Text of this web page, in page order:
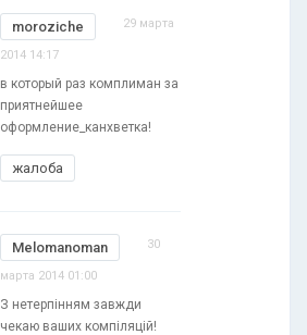
moroziche 29 марта
2014 14:17
в который раз комплиман за
приятнейшее
оформление_канхветка!
жалоба
Melomanoman 30
марта 2014 01:00
З нетерпінням завжди
чекаю ваших компіляцій!